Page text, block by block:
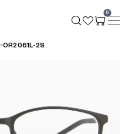
0
OR2061L-2S